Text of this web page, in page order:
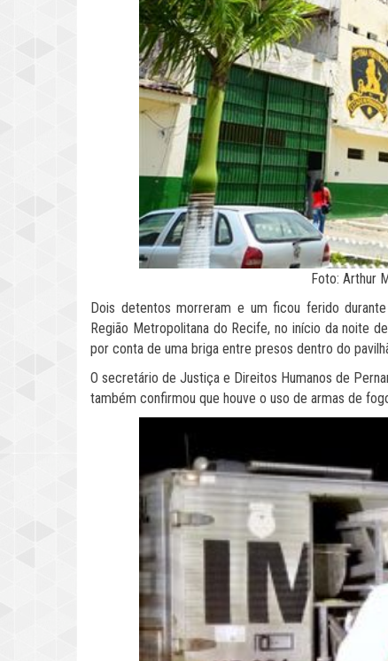
Foto: Arthur
Dois detentos morreram e um ficou ferido
Região Metropolitana do Recife, no início da noite
por conta de uma briga entre presos dentro do
O secretário de Justiça e Direitos Humanos de
também confirmou que houve o uso de armas de